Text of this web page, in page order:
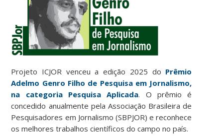
Projeto ICJOR venceu a edição 2025 do Prêmio
Adelmo Genro Filho de Pesquisa em Jornalismo,
na categoria Pesquisa Aplicada. O prêmio é
concedido anualmente pela Associação Brasileira de
Pesquisadores em Jornalismo (SBPJOR) e reconhece
os melhores trabalhos científicos do campo no país.